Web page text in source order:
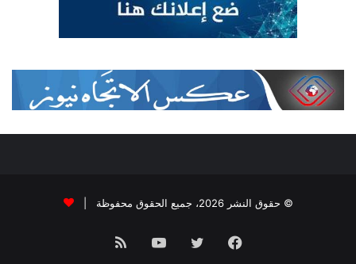
© حقوق النشر 2026، جميع الحقوق محفوظة |
فيسبوك تويتر يوتيوب